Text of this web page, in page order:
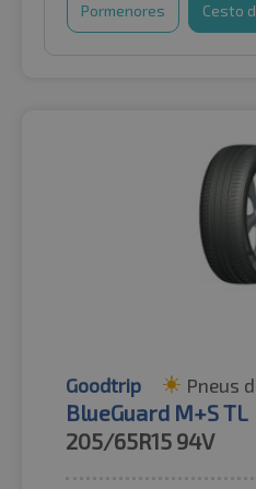
Pormenores Cesto
Goodtrip Pneus
BlueGuard M+S TL
205/65R15 94V